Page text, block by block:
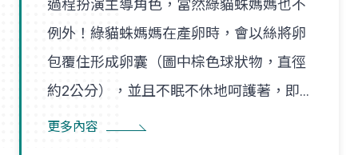
過程扮演主導角色，當然綠貓蛛媽媽也不
例外！綠貓蛛媽媽在產卵時，會以絲將卵
包覆住形成卵囊（圖中棕色球狀物，直徑
約2公分），並且不眠不休地呵護著，即
使尋找食物也是在一定範圍內，隨時防患
更多內容